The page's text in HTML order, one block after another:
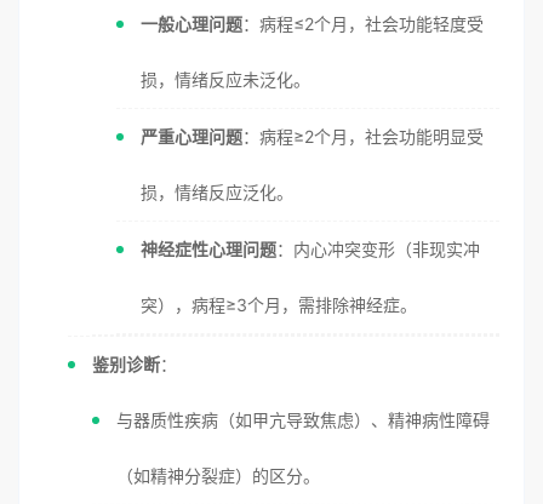
一般心理问题：病程≤2个月，社会功能轻度受
损，情绪反应未泛化。
严重心理问题：病程≥2个月，社会功能明显受
损，情绪反应泛化。
神经症性心理问题：内心冲突变形（非现实冲
突），病程≥3个月，需排除神经症。
鉴别诊断：
与器质性疾病（如甲亢导致焦虑）、精神病性障碍
（如精神分裂症）的区分。